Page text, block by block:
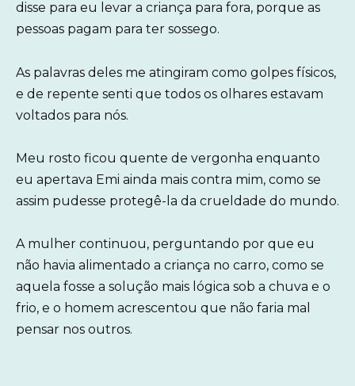
disse para eu levar a criança para fora, porque as
pessoas pagam para ter sossego.
As palavras deles me atingiram como golpes físicos,
e de repente senti que todos os olhares estavam
voltados para nós.
Meu rosto ficou quente de vergonha enquanto
eu apertava Emi ainda mais contra mim, como se
assim pudesse protegê-la da crueldade do mundo.
A mulher continuou, perguntando por que eu
não havia alimentado a criança no carro, como se
aquela fosse a solução mais lógica sob a chuva e o
frio, e o homem acrescentou que não faria mal
pensar nos outros.